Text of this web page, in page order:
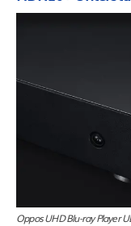
Oppos UHD Blu-ray Player